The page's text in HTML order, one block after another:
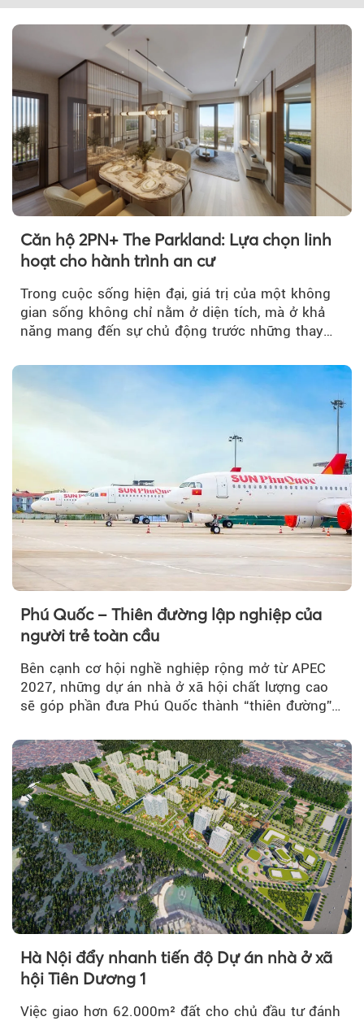
Theo Sở hữu trí
Căn hộ 2PN+ The Parkland: Lựa chọn linh
hoạt cho hành trình an cư
Trong cuộc sống hiện đại, giá trị của một không
gian sống không chỉ nằm ở diện tích, mà ở khả
năng mang đến sự chủ động trước những thay
Phú Quốc – Thiên đường lập nghiệp của
người trẻ toàn cầu
Bên cạnh cơ hội nghề nghiệp rộng mở từ APEC
2027, những dự án nhà ở xã hội chất lượng cao
sẽ góp phần đưa Phú Quốc thành “thiên đường”
Hà Nội đẩy nhanh tiến độ Dự án nhà ở xã
hội Tiên Dương 1
Việc giao hơn 62.000m² đất cho chủ đầu tư đánh